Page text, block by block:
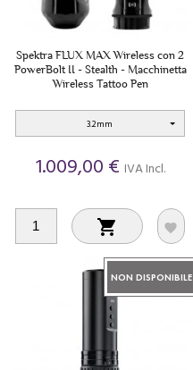
Spektra FLUX MAX Wireless con 2
PowerBolt II - Stealth - Macchinetta
Wireless Tattoo Pen
3.2mm
1.009,00 € IVA Incl.
 
NON DISPONIBILE